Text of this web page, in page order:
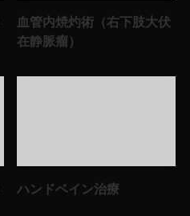
血管内焼灼術（右下肢大伏
在静脈瘤）
ハンドベイン治療